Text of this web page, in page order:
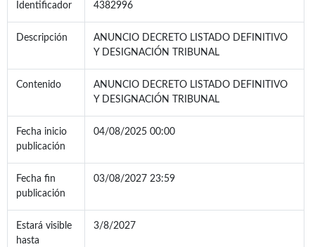
Identificador 4382996
Descripción
ANUNCIO DECRETO LISTADO DEFINITIVO
Y DESIGNACIÓN TRIBUNAL
Contenido
ANUNCIO DECRETO LISTADO DEFINITIVO
Y DESIGNACIÓN TRIBUNAL
Fecha inicio
publicación
04/08/2025 00:00
Fecha fin
publicación
03/08/2027 23:59
Estará visible
hasta
3/8/2027